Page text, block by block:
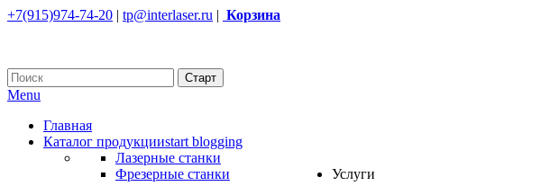
+7(915)974-74-20 | tp@interlaser.ru | Корзина
Menu
Главная
Каталог продукцииstart blogging
Лазерные станки
Фрезерные станки
Услуги